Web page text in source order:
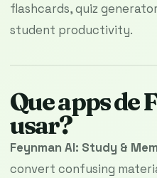
flashcards, quiz
student productivity.
Que apps de
usar?
Feynman AI: Study &
convert confusing